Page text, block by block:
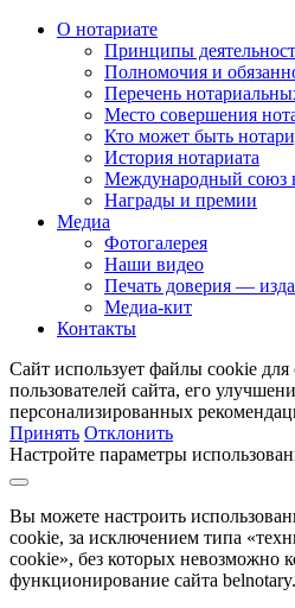
О нотариате
Принципы
Полномочия и
Перечень
Место совершения
Кто может быть
История нотариата
Международный союз
Награды и премии
Медиа
Фотогалерея
Наши видео
Печать доверия —
Медиа-кит
Контакты
Сайт использует файлы cookie для
пользователей сайта, его
персонализированных
Принять Отклонить
Настройте параметры
Вы можете настроить
cookie, за исключением типа
cookie», без которых невозможно
функционирование сайта